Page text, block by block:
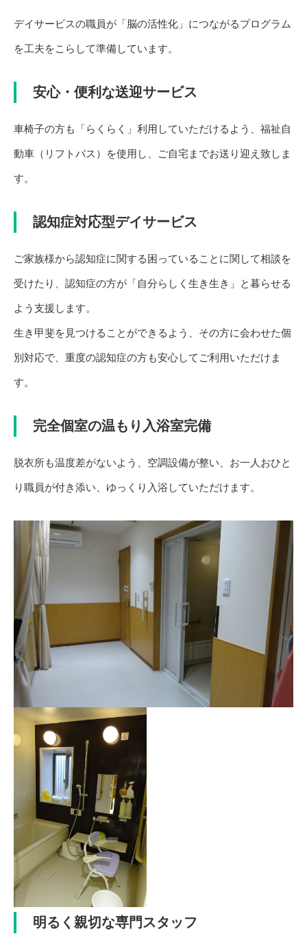
デイサービスの職員が「脳の活性化」につながるプログラム
を工夫をこらして準備しています。
安心・便利な送迎サービス
車椅子の方も「らくらく」利用していただけるよう、福祉自
動車（リフトバス）を使用し、ご自宅までお送り迎え致しま
す。
認知症対応型デイサービス
ご家族様から認知症に関する困っていることに関して相談を
受けたり、認知症の方が「自分らしく生き生き」と暮らせる
よう支援します。
生き甲斐を見つけることができるよう、その方に会わせた個
別対応で、重度の認知症の方も安心してご利用いただけま
す。
完全個室の温もり入浴室完備
脱衣所も温度差がないよう、空調設備が整い、お一人おひと
り職員が付き添い、ゆっくり入浴していただけます。
明るく親切な専門スタッフ